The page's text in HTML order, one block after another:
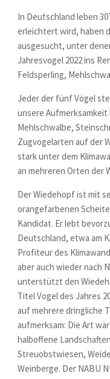
In Deutschland leben
erleichtert wird, haben
ausgesucht, unter
Jahresvogel 2022 ins
Feldsperling,
Jeder der fünf Vögel
unsere Aufmerksamkeit
Mehlschwalbe,
Zugvogelarten auf der
stark unter dem
an mehreren Orten der
Der Wiedehopf ist mit
orangefarbenen
Kandidat. Er lebt
Deutschland, etwa am
Profiteur des
aber auch wieder nach
unterstützt den
Titel Vogel des Jahres
auf mehrere dringliche
aufmerksam: Die Art
halboffene
Streuobstwiesen,
Weinberge. Der NABU